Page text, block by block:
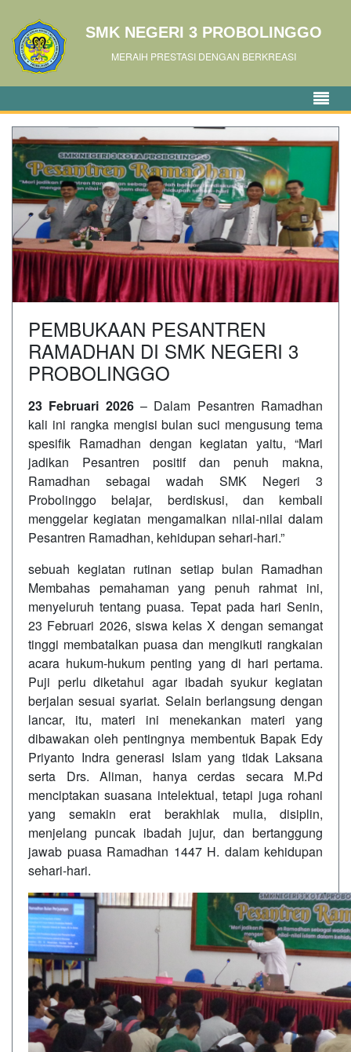
SMK NEGERI 3 PROBOLINGGO
MERAIH PRESTASI DENGAN BERKREASI
PEMBUKAAN PESANTREN
RAMADHAN DI SMK NEGERI 3
PROBOLINGGO
23 Februari 2026– Dalam Pesantren Ramadhan
kali ini rangka mengisi bulan suci mengusung tema
spesifik Ramadhan dengan kegiatan yaitu, “Mari
jadikan Pesantren positif dan penuh makna,
Ramadhan sebagai wadah SMK Negeri 3
Probolinggo belajar, berdiskusi, dan kembali
menggelar kegiatan mengamalkan nilai-nilai dalam
Pesantren Ramadhan, kehidupan sehari-hari.”
sebuah kegiatan rutinan setiap bulan Ramadhan
Membahas pemahaman yang penuh rahmat ini,
menyeluruh tentang puasa. Tepat pada hari Senin,
23 Februari 2026, siswa kelas X dengan semangat
tinggi membatalkan puasa dan mengikuti rangkaian
acara hukum-hukum penting yang di hari pertama.
Puji perlu diketahui agar ibadah syukur kegiatan
berjalan sesuai syariat. Selain berlangsung dengan
lancar, itu, materi ini menekankan materi yang
dibawakan oleh pentingnya membentuk Bapak Edy
Priyanto Indra generasi Islam yang tidak Laksana
serta Drs. Aliman, hanya cerdas secara M.Pd
menciptakan suasana intelektual, tetapi juga rohani
yang semakin erat berakhlak mulia, disiplin,
menjelang puncak ibadah jujur, dan bertanggung
jawab puasa Ramadhan 1447 H. dalam kehidupan
sehari-hari.